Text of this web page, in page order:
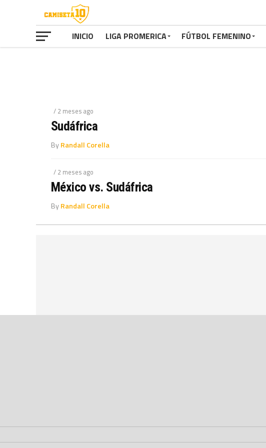
INICIO LIGA PROMERICA FÚTBOL FEMENINO
/ 2 meses ago
Sudáfrica
ByRandall Corella
/ 2 meses ago
México vs. Sudáfrica
ByRandall Corella